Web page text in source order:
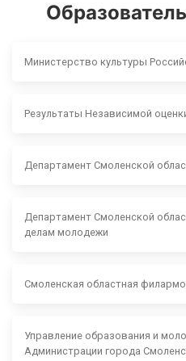
Министерство культуры
Результаты Независимой
Департамент Смоленской
Департамент Смоленской
делам молодежи
Смоленская областная
Управление образования и
Администрации города